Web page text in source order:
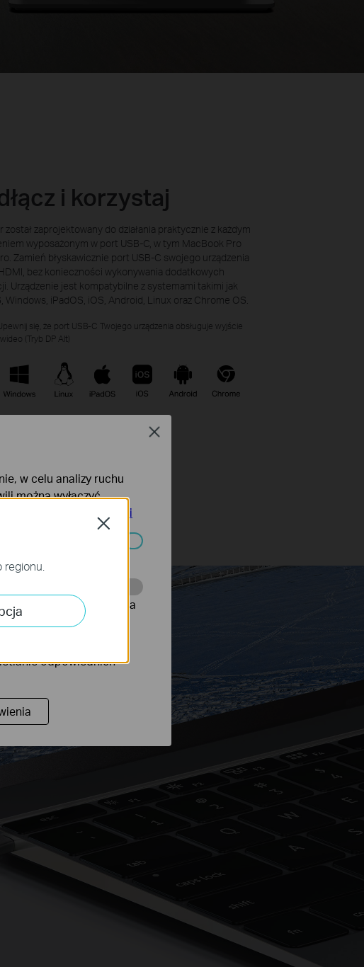
i korzystaj
został zaprojektowany do działania praktycznie z każdym
wyposażonym w port USB-C, w tym MacBook Pro
Zamień błyskawicznie port USB-C swojego urządzenia
bez konieczności wykonywania dodatkowych
Urządzenie jest kompatybilne z systemami takimi jak
Windows, iPadOS, iOS, Android, Linux oraz Chrome OS.
się, że port USB-C Twojego urządzenia obsługuje wyjście
(Tryb DP Alt)
regionu.
Close
w celu analizy ruchu
można wyłączyć
w
Polityce prywatności
zostać wyłączone.
stronie, co umożliwia
reklamowych
odpowiednich
Close